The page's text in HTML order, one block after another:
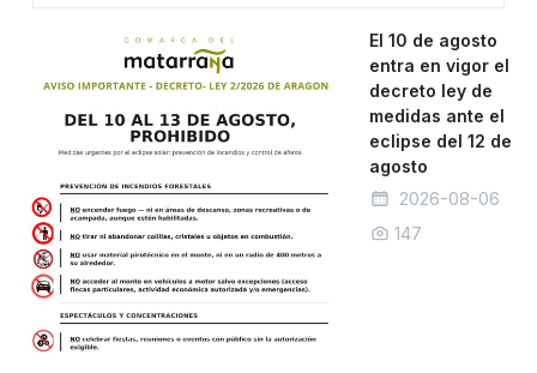
El 10 de agosto
entra en vigor el
decreto ley de
medidas ante el
eclipse del 12 de
agosto
2026-08-06
147